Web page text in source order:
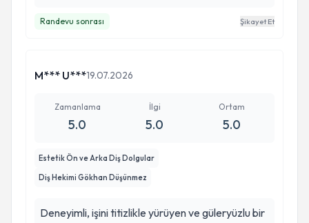
Randevu sonrası Şikayet Et
M*** U***19.07.2026
Zamanlama
5.0
İlgi
5.0
Ortam
5.0
Estetik Ön ve Arka Diş Dolgular
Diş Hekimi Gökhan Düşünmez
Deneyimli, işini titizlikle yürüyen ve güleryüzlu bir